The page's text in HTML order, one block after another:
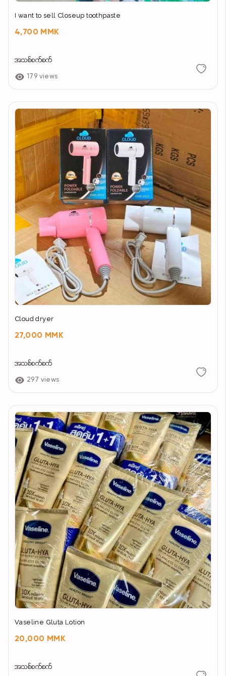
I want to sell Closeup toothpaste
4,700 MMK
အသစ်စက်စက်
179 views
Cloud dryer
27,000 MMK
အသစ်စက်စက်
297 views
Vaseline Gluta Lotion
20,000 MMK
အသစ်စက်စက်